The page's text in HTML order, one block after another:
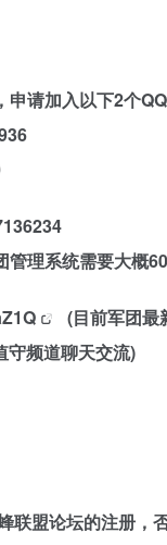
请加入以下2个
管理系统需要大
(目前军团最
守频道聊天交流)
联盟论坛的注册，